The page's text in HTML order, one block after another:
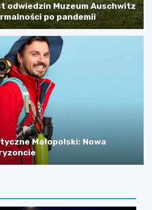
odwiedzin Muzeum Auschwitz
po pandemii
Małopolski: Nowa